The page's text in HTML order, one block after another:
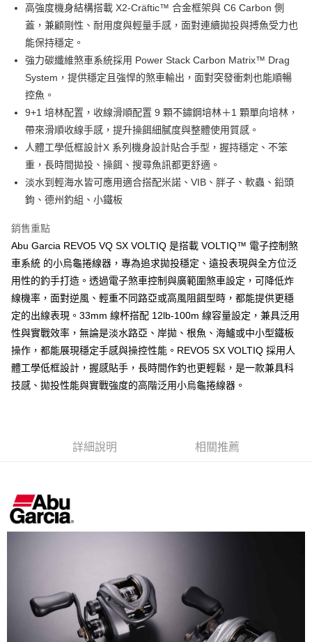
資料（包含姓名、電話或地址）提供予台灣大哥大進項蒐集、處理及利用，
由本公司與您本人進行分期帳單所需資料之確認、核對及更正。
3.完整用戶服務條款，請詳閱以下連結：
※ 交易是否成功請以「AFTEE先享後付 」之結帳頁面顯示為準，若有關於
是否繳費成功／繳費後需取消欲退款等相關疑問，請聯繫「AFTEE先享後付
客戶支援中心」 https://netprotections.freshdesk.com/support/home
【注意事項】
１．透過由恩沛科技股份有限公司提供之「AFTEE先享後付」服務完成之交
易，需依本服務之必要範圍內提供個人資料，並將交易相關給付款項請求債
權轉讓予恩沛科技股份有限公司。
２．關於個人資料處理事宜，請瀏覽以下網址：
https://aftee.tw/terms/#terms3
３．未成年的使用者請事先徵得法定代理人或監護人之同意方可使用
「AFTEE先享後付」，若未經同意申辦者引起之損失，本公司不負相關責
４．使用「AFTEE先享後付」時，將依據個別帳號之用戶狀況，依本公司即
時審查核予不同之上限額度；若仍有額度不足之情形，本公司將視審查結果
請求用戶進行身份認證。
５．嚴禁一人註冊多個帳號或使用他人資訊註冊。若發現惡意使用之情形，
每筆NT$60，滿NT$1,200(含以上)免運費
付款後7-11取貨
每筆NT$60，滿NT$1,200(含以上)免運費
一般宅配（門市自取請勿下單，請聯繫客服）
每筆NT$100，滿NT$2,000(含以上)免運費
每筆NT$200，滿NT$2,000(含以上)免運費
貨到付款（門市自取請勿下單，請聯繫客服）
每筆NT$200，滿NT$3,000(含以上)免運費
計)，訂單才得以成立**)
高強度機身結構搭載 X2-Cräftic™ 合金框架與 C6 Carbon 側
蓋，兼顧剛性、耐用度與輕量手感，面對連續拋投與搏魚受力也
能保持穩定。
強力碳纖維煞車系統採用 Power Stack Carbon Matrix™ Drag
System，提供穩定且強悍的煞車輸出，面對突發衝刺也能順暢
控魚。
9+1 培林配置，收線滑順配置 9 顆不鏽鋼培林＋1 顆單向培林，
帶來滑順收線手感，提升操餌細膩度與整體使用質感。
人體工學低框設計X 系列機身設計貼合手型，握持穩定、不笨
重，長時間拋投、操餌、搜尋魚訊都更舒適。
淡水到輕海水皆可應用適合搭配米諾、VIB、胖子、軟蟲、鉛頭
鉤、德州釣組、小鐵板
銷售重點
Abu Garcia REVO5 VQ SX VOLTIQ 是搭載 VOLTIQ™ 電子控制煞
車系統 的小烏龜捲線器，專為追求拋投穩定、遠投表現與全方位泛
用性的釣手打造。透過電子煞車控制與廣範圍煞車設定，可降低炸
線機率，面對逆風、輕重不同路亞或高風阻餌型時，都能提供更穩
定的出線表現。33mm 線杯搭配 12lb-100m 線容量設定，兼具泛用
性與實戰效率，無論是淡水路亞、岸拋、根魚、海鱸或中小型鐵板
操作，都能展現穩定手感與操控性能。REVO5 SX VOLTIQ 採用人
體工學低框設計，握感貼手，長時間作釣也更輕鬆，是一款兼具科
技感、拋投性能與實戰強度的高階泛用小烏龜捲線器。
詳細說明 相關推薦